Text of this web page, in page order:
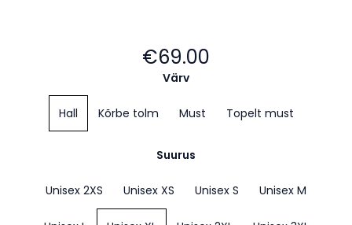
€69.00
Värv
Hall Kõrbe tolm Must Topelt must
Suurus
Unisex 2XS Unisex XS Unisex S Unisex M